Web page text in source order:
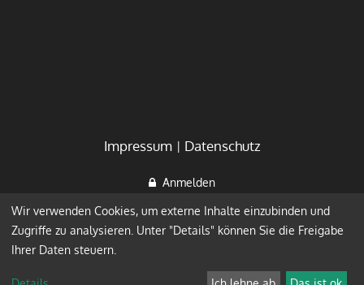
Impressum Datenschutz
Anmelden
Wir verwenden Cookies, um externe Inhalte einzubinden und
Zugriffe zu analysieren. Unter "Details" können Sie die Freigabe
Ihrer Daten steuern.